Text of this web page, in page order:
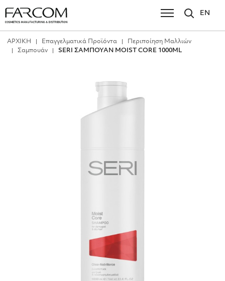
EN
ΑΡΧΙΚΗ Επαγγελματικά Προϊόντα
Περιποίηση Μαλλιών
Σαμπουάν
SERI ΣΑΜΠΟΥΑΝ MOIST CORE 1000ML